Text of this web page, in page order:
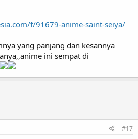
f/91679-anime-saint-seiya/
yang panjang dan kesannya
ini sempat di
#17